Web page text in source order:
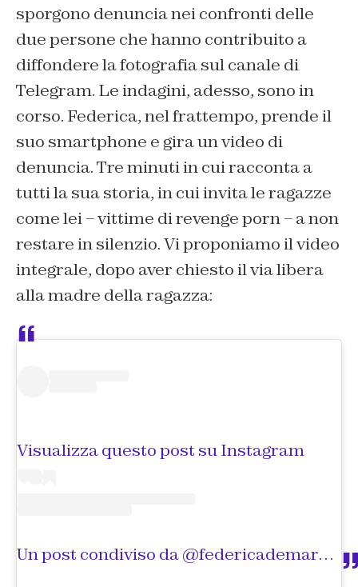
sporgono denuncia nei confronti delle
due persone che hanno contribuito a
diffondere la fotografia sul canale di
Telegram. Le indagini, adesso, sono in
corso. Federica, nel frattempo, prende il
suo smartphone e gira un video di
denuncia. Tre minuti in cui racconta a
tutti la sua storia, in cui invita le ragazze
come lei – vittime di revenge porn – a non
restare in silenzio. Vi proponiamo il video
integrale, dopo aver chiesto il via libera
alla madre della ragazza:
Visualizza questo post su Instagram
Un post condiviso da @federicademarco___